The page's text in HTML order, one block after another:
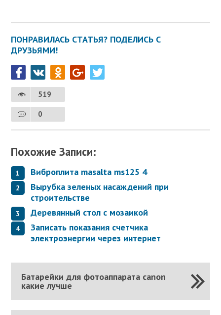
ПОНРАВИЛАСЬ СТАТЬЯ? ПОДЕЛИСЬ С
ДРУЗЬЯМИ!
519
0
Похожие Записи:
Виброплита masalta ms125 4
Вырубка зеленых насаждений при
строительстве
Деревянный стол с мозаикой
Записать показания счетчика
электроэнергии через интернет
Батарейки для фотоаппарата canon
какие лучше